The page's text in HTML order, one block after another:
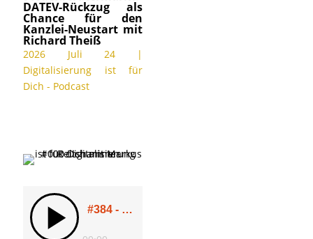
DATEV-Rückzug als
Chance für den
Kanzlei-Neustart mit
Richard Theiß
2026 Juli 24|
Digitalisierung ist für
Dich - Podcast